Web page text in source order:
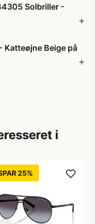
Solbriller -
Katteøjne Beige på
i
25%